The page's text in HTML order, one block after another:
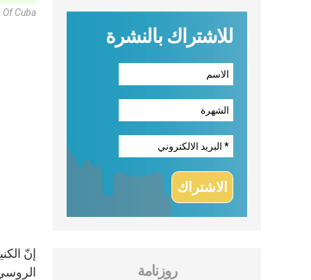
Cuba
إنّ
للاشتراك بالنشرة
روزنامة